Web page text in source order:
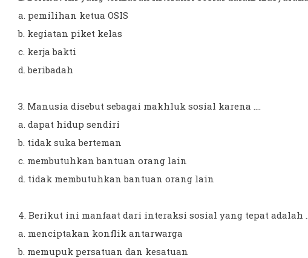
a. pemilihan ketua OSIS
b. kegiatan piket kelas
c. kerja bakti
d. beribadah
3. Manusia disebut sebagai makhluk sosial karena ....
a. dapat hidup sendiri
b. tidak suka berteman
c. membutuhkan bantuan orang lain
d. tidak membutuhkan bantuan orang lain
4. Berikut ini manfaat dari interaksi sosial yang tepat adalah
a. menciptakan konflik antarwarga
b. memupuk persatuan dan kesatuan